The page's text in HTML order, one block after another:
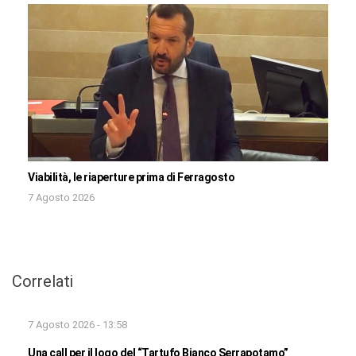
Viabilità, le riaperture prima di Ferragosto
7 Agosto 2026
Correlati
7 Agosto 2026 - 13:58
Una call per il logo del “Tartufo Bianco Serrapotamo”